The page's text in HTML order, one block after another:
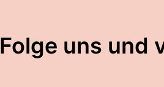
Folge uns und